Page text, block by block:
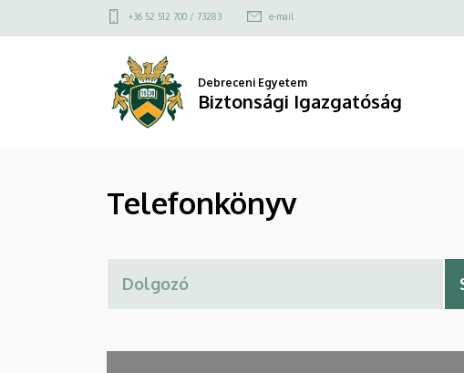
Telefonkönyv
Biztonsági
Igazgatóság
a
Felső
menü
+36 52 512 700 / 73283 e-mail
Debreceni Egyetem
Biztonsági Igazgatóság
Telefonkönyv